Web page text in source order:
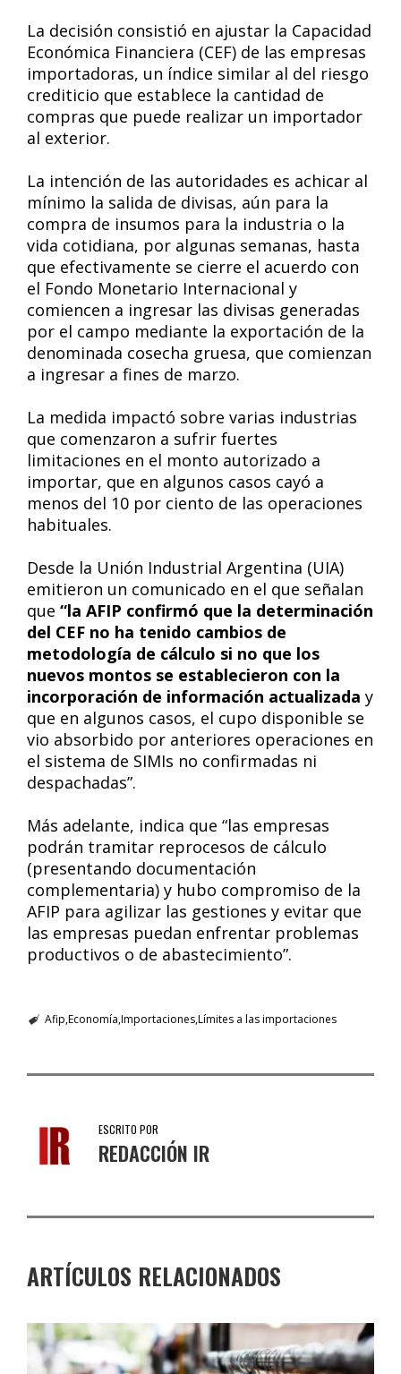
La decisión consistió en ajustar la Capacidad
Económica Financiera (CEF) de las empresas
importadoras, un índice similar al del riesgo
crediticio que establece la cantidad de
compras que puede realizar un importador
al exterior.
La intención de las autoridades es achicar al
mínimo la salida de divisas, aún para la
compra de insumos para la industria o la
vida cotidiana, por algunas semanas, hasta
que efectivamente se cierre el acuerdo con
el Fondo Monetario Internacional y
comiencen a ingresar las divisas generadas
por el campo mediante la exportación de la
denominada cosecha gruesa, que comienzan
a ingresar a fines de marzo.
La medida impactó sobre varias industrias
que comenzaron a sufrir fuertes
limitaciones en el monto autorizado a
importar, que en algunos casos cayó a
menos del 10 por ciento de las operaciones
habituales.
Desde la Unión Industrial Argentina (UIA)
emitieron un comunicado en el que señalan
que “la AFIP confirmó que la determinación
del CEF no ha tenido cambios de
metodología de cálculo si no que los
nuevos montos se establecieron con la
incorporación de información actualizada y
que en algunos casos, el cupo disponible se
vio absorbido por anteriores operaciones en
el sistema de SIMIs no confirmadas ni
despachadas”.
Más adelante, indica que “las empresas
podrán tramitar reprocesos de cálculo
(presentando documentación
complementaria) y hubo compromiso de la
AFIP para agilizar las gestiones y evitar que
las empresas puedan enfrentar problemas
productivos o de abastecimiento”.
Afip Economía ImportacionesLímites a las importaciones
ESCRITO POR
REDACCIÓN IR
ARTÍCULOS RELACIONADOS